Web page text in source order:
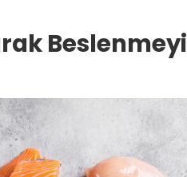
Beslenmeyi